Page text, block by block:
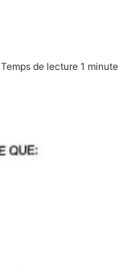
Temps de lecture 1 minute